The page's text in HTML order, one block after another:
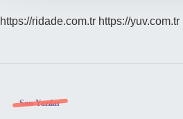
https://ridade.com.tr https://yuv.com.tr
Sidebar
Son Yazılar